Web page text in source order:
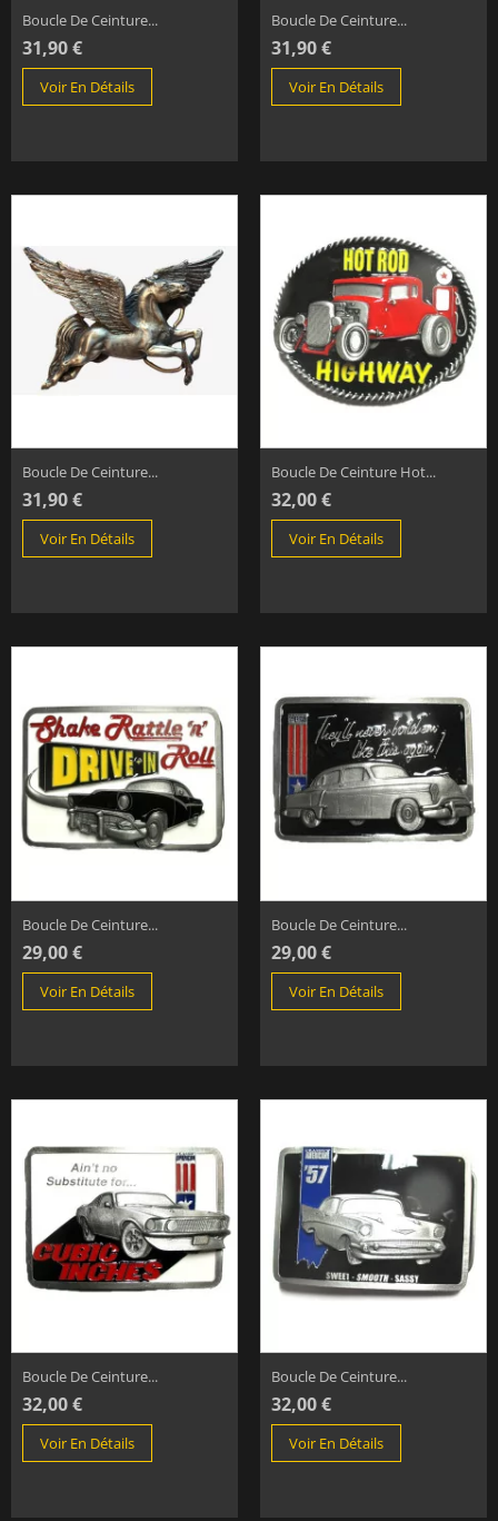
Boucle De Ceinture...
31,90 €
Voir En Détails
Boucle De Ceinture...
31,90 €
Voir En Détails
Boucle De Ceinture...
31,90 €
Voir En Détails
Boucle De Ceinture Hot...
32,00 €
Voir En Détails
Boucle De Ceinture...
29,00 €
Voir En Détails
Boucle De Ceinture...
29,00 €
Voir En Détails
Boucle De Ceinture...
32,00 €
Voir En Détails
Boucle De Ceinture...
32,00 €
Voir En Détails